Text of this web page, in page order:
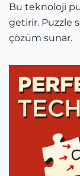
Bu teknoloji
getirir. Puzzle
çözüm sunar.